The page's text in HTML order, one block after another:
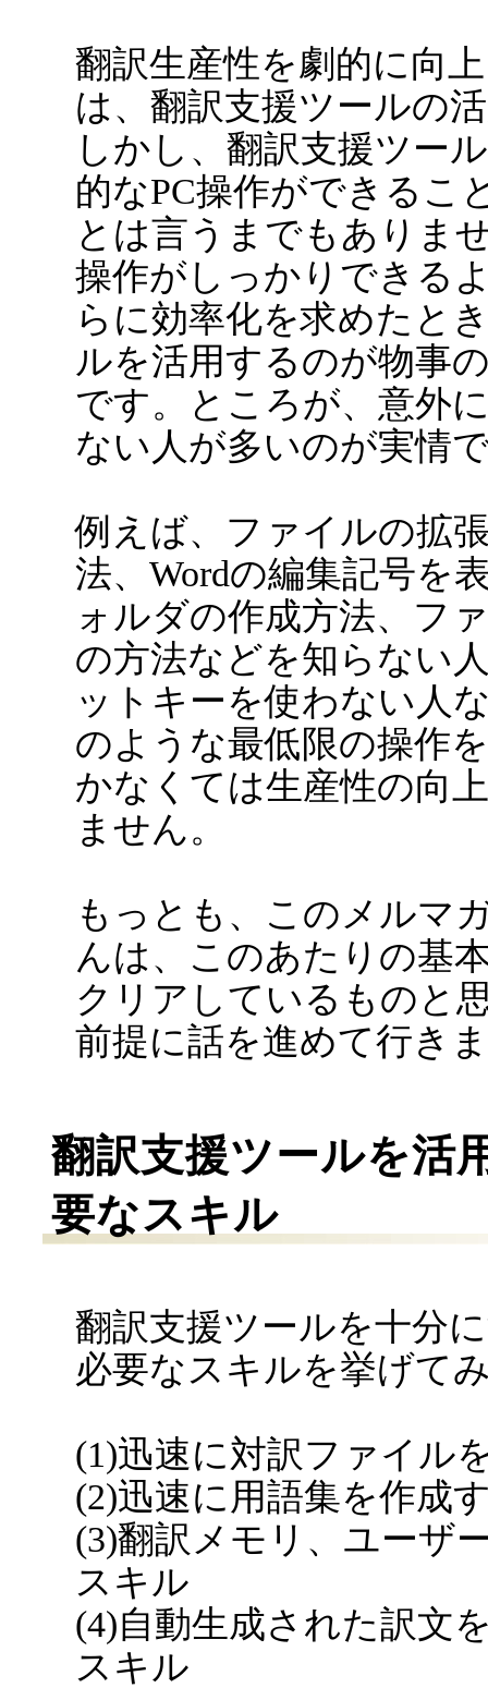
翻訳生産性を劇的に向
は、翻訳支援ツールの
しかし、翻訳支援ツー
的なPC操作ができるこ
とは言うまでもありま
操作がしっかりできる
らに効率化を求めたと
ルを活用するのが物事
です。ところが、意外
ない人が多いのが実情
例えば、ファイルの拡
法、Wordの編集記号を
ォルダの作成方法、フ
の方法などを知らない
ットキーを使わない人
のような最低限の操作
かなくては生産性の向
ません。
もっとも、このメルマ
んは、このあたりの基
クリアしているものと
前提に話を進めて行き
翻訳支援ツールを活
要なスキル
翻訳支援ツールを十分
必要なスキルを挙げて
(1)迅速に対訳ファイル
(2)迅速に用語集を作成
(3)翻訳メモリ、ユーザ
スキル
(4)自動生成された訳文
スキル